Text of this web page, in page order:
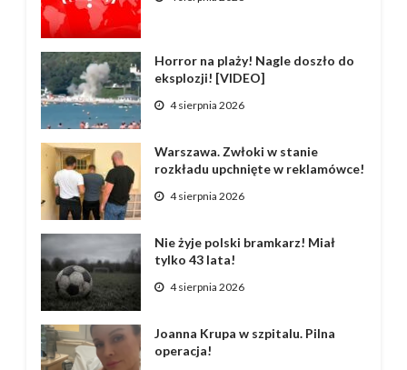
Horror na plaży! Nagle doszło do
eksplozji! [VIDEO]
4 sierpnia 2026
Warszawa. Zwłoki w stanie
rozkładu upchnięte w reklamówce!
4 sierpnia 2026
Nie żyje polski bramkarz! Miał
tylko 43 lata!
4 sierpnia 2026
Joanna Krupa w szpitalu. Pilna
operacja!